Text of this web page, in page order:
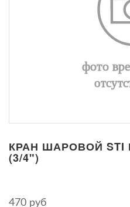
КРАН ШАРОВОЙ STI
(3/4")
470 руб